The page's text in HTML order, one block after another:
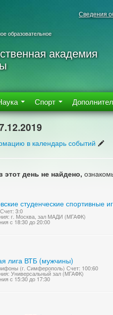
Сведения
образовательное
академия
Спорт
в календарь событий
этот день не найдено,
студенческие спортивные
3:0
г. Москва, зал МАДИ (МГАФК)
с 18:30 до 20:00
лига ВТБ (мужчины)
(г. Симферополь) Счет: 100:60
Универсальный зал (МГАФК)
с 15:30 до 17:30